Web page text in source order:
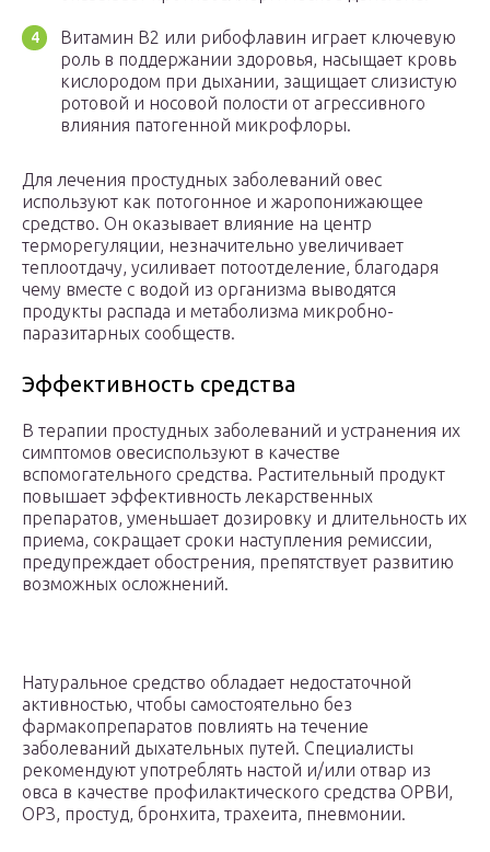
Витамин В2 или рибофлавин играет ключевую
роль в поддержании здоровья, насыщает кровь
кислородом при дыхании, защищает слизистую
ротовой и носовой полости от агрессивного
влияния патогенной микрофлоры.
Для лечения простудных заболеваний овес
используют как потогонное и жаропонижающее
средство. Он оказывает влияние на центр
терморегуляции, незначительно увеличивает
теплоотдачу, усиливает потоотделение, благодаря
чему вместе с водой из организма выводятся
продукты распада и метаболизма микробно-
паразитарных сообществ.
Эффективность средства
В терапии простудных заболеваний и устранения их
симптомов овесиспользуют в качестве
вспомогательного средства. Растительный продукт
повышает эффективность лекарственных
препаратов, уменьшает дозировку и длительность их
приема, сокращает сроки наступления ремиссии,
предупреждает обострения, препятствует развитию
возможных осложнений.
Натуральное средство обладает недостаточной
активностью, чтобы самостоятельно без
фармакопрепаратов повлиять на течение
заболеваний дыхательных путей. Специалисты
рекомендуют употреблять настой и/или отвар из
овса в качестве профилактического средства ОРВИ,
ОРЗ, простуд, бронхита, трахеита, пневмонии.